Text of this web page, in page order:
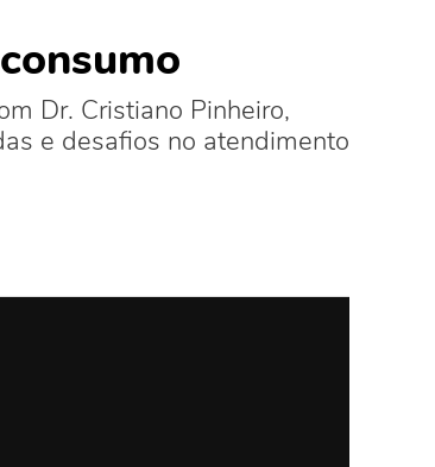
Dr. Cristiano Pinheiro,
e desafios no atendimento